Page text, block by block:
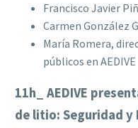
Francisco Javier
Carmen González
María Romera,
públicos en AEDIVE
11h_ AEDIVE
de litio: Seguridad y